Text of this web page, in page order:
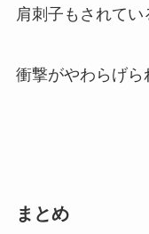
肩刺子もされて
衝撃がやわらげら
まとめ